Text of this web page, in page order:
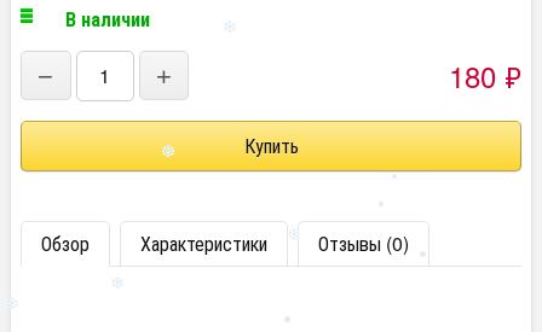
В наличии
− + 180 ₽
Обзор Характеристики Отзывы (0)